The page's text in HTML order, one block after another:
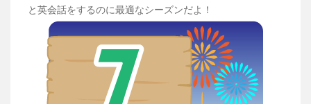
と英会話をするのに最適なシーズンだよ！